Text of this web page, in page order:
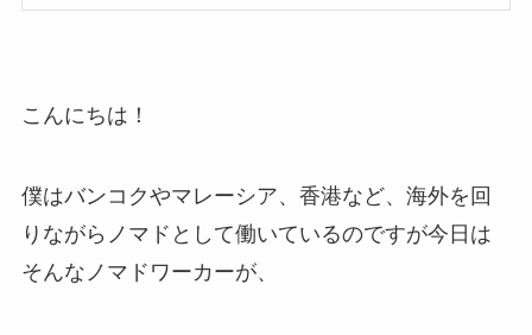
こんにちは！
僕はバンコクやマレーシア、香港など、海外を回
りながらノマドとして働いているのですが今日は
そんなノマドワーカーが、